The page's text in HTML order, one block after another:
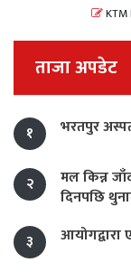
ताजा अपडेट
१ भरतपुर
२
मल किन्न
दिनपछि
३